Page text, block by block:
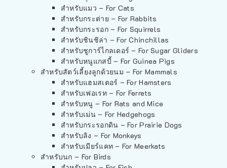
สำหรับแมว – For Cats
สำหรับกระต่าย – For Rabbits
สำหรับกระรอก – For Squirrels
สำหรับชินชิล่า – For Chinchillas
สำหรับชูการ์ไกลเดอร์ – For Sugar Gliders
สำหรับหนูแกสบี้ – For Guinea Pigs
สำหรับสัตว์เลี้ยงลูกด้วยนม – For Mammals
สำหรับแฮมสเตอร์ – For Hamsters
สำหรับเฟอเรท – For Ferrets
สำหรับหนู – For Rats and Mice
สำหรับเม่น – For Hedgehogs
สำหรับกระรอกดิน – For Prairie Dogs
สำหรับลิง – For Monkeys
สำหรับเมียร์แคท – For Meerkats
สำหรับนก – For Birds